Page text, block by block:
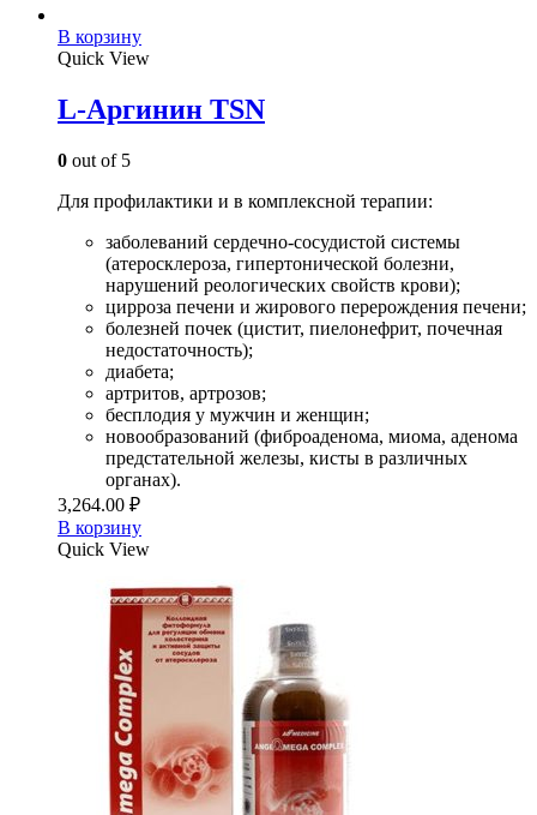
В корзину
Quick View
L-Аргинин TSN
0 out of 5
Для профилактики и в комплексной терапии:
заболеваний сердечно-сосудистой системы
(атеросклероза, гипертонической болезни,
нарушений реологических свойств крови);
цирроза печени и жирового перерождения печени;
болезней почек (цистит, пиелонефрит, почечная
недостаточность);
диабета;
артритов, артрозов;
бесплодия у мужчин и женщин;
новообразований (фиброаденома, миома, аденома
предстательной железы, кисты в различных
органах).
3,264.00 ₽
В корзину
Quick View